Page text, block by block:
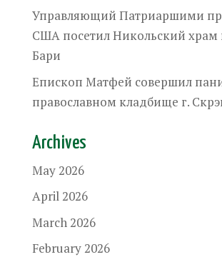
Управляющий Патриаршими
США посетил Никольский храм
Бари
Епископ Матфей совершил
православном кладбище г.
Archives
May 2026
April 2026
March 2026
February 2026